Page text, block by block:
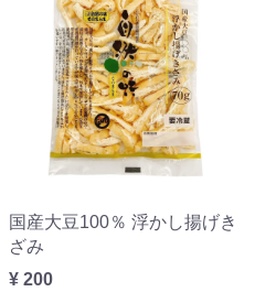
国産大豆100％ 浮かし揚げき
ざみ
¥ 200